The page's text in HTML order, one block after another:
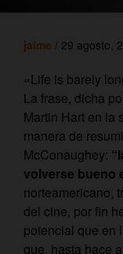
jaime / 29 agosto,
«Life is barely
La frase, dicha
Martin Hart en la
manera de
McConaughey:
volverse bueno
norteamericano,
del cine, por fin
potencial que en
que, hasta hace